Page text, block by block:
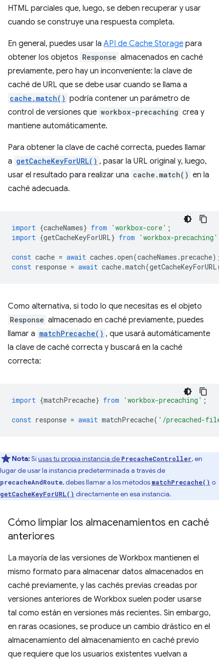
HTML parciales que, luego, se deben recuperar y usar
cuando se construye una respuesta completa.
En general, puedes usar la API de Cache Storage para
obtener los objetos Response almacenados en caché
previamente, pero hay un inconveniente: la clave de
caché de URL que se debe usar cuando se llama a
cache.match() podría contener un parámetro de
control de versiones que workbox-precaching crea y
mantiene automáticamente.
Para obtener la clave de caché correcta, puedes llamar
a getCacheKeyForURL() , pasar la URL original y, luego,
usar el resultado para realizar una cache.match() en la
caché adecuada.
import {cacheNames} from 'workbox-core' ;
import {getCacheKeyForURL} from 'workbox-precaching'
const cache = await caches .open(cacheNames .precache
const response = await cache.match(getCacheKeyForURL
Como alternativa, si todo lo que necesitas es el objeto
Response almacenado en caché previamente, puedes
llamar a matchPrecache() , que usará automáticamente
la clave de caché correcta y buscará en la caché
correcta:
import {matchPrecache} from 'workbox-precaching' ;
const response = await matchPrecache( '/precached-
Nota:Si usas tu propia instancia de PrecacheController, en
lugar de usar la instancia predeterminada a través de
precacheAndRoute, debes llamar a los métodos matchPrecache() o
getCacheKeyForURL() directamente en esa instancia.
Cómo limpiar los almacenamientos en caché
anteriores
La mayoría de las versiones de Workbox mantienen el
mismo formato para almacenar datos almacenados en
caché previamente, y las cachés previas creadas por
versiones anteriores de Workbox suelen poder usarse
tal como están en versiones más recientes. Sin embargo,
en raras ocasiones, se produce un cambio drástico en el
almacenamiento del almacenamiento en caché previo
que requiere que los usuarios existentes vuelvan a